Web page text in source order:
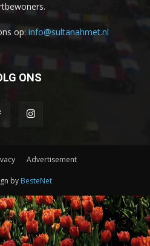
op: info@sultanahmet.nl
ONS
Advertisement
by BesteNet